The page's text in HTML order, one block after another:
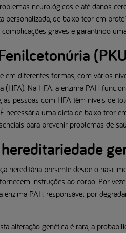
neurológicos e até danos
personalizada, de baixo teor em
complicações graves e garantindo
em diferentes formas, com vários
(HFA). Na HFA, a enzima PAH
as pessoas com HFA têm níveis de
necessária uma dieta de baixo teor
para prevenir problemas de
hereditária presente desde o
instruções ao corpo. Por
enzima PAH, responsável por
alteração genética é rara, a